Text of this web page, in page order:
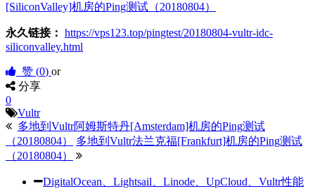
[SiliconValley]机房的Ping测试（20180804）
永久链接： https://vps123.top/pingtest/20180804-vultr-idc-
siliconvalley.html
赞 (0) or
分享
0
Vultr
多地到Vultr阿姆斯特丹[Amsterdam]机房的Ping测试
（20180804）
多地到Vultr法兰克福[Frankfurt]机房的Ping测试
（20180804）
DigitalOcean、Lightsail、Linode、UpCloud、Vultr性能